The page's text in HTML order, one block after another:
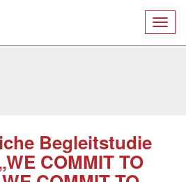
Begleitstudie
COMMIT TO